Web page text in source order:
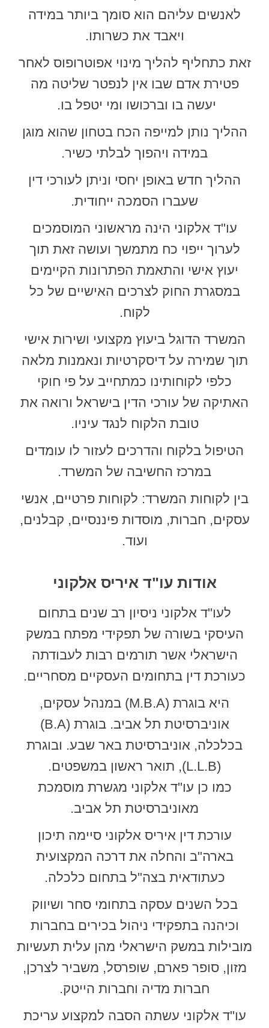
לאנשים עליהם הוא סומך ביותר במידה
ויאבד את כשרותו.
זאת כתחליף להליך מינוי אפוטרופוס לאחר
פטירת אדם שבו אין לנפטר שליטה מה
יעשה בו וברכושו ומי יטפל בו.
ההליך נותן למייפה הכח בטחון שהוא מוגן
במידה ויהפוך לבלתי כשיר.
ההליך חדש באופן יחסי וניתן לעורכי דין
שעברו הסמכה ייחודית.
עו"ד אלקוני הינה מראשוני המוסמכים
לערוך ייפוי כח מתמשך ועושה זאת תוך
יעוץ אישי והתאמת הפתרונות הקיימים
במסגרת החוק לצרכים האישיים של כל
לקוח.
המשרד הדוגל ביעוץ מקצועי ושירות אישי
תוך שמירה על דיסקרטיות ונאמנות מלאה
כלפי לקוחותינו כמתחייב על פי חוקי
האתיקה של עורכי הדין בישראל ורואה את
טובת הלקוח לנגד עיניו.
הטיפול בלקוח והדרכים לעזור לו עומדים
במרכז החשיבה של המשרד.
בין לקוחות המשרד: לקוחות פרטיים, אנשי
עסקים, חברות, מוסדות פיננסיים, קבלנים,
ועוד.
אודות עו"ד איריס אלקוני
לעו"ד אלקוני ניסיון רב שנים בתחום
העיסקי בשורה של תפקידי מפתח במשק
הישראלי אשר תורמים רבות לעבודתה
כעורכת דין בתחומים העסקיים מסחריים.
היא בוגרת (M.B.A) במנהל עסקים,
אוניברסיטת תל אביב. בוגרת (B.A)
בכלכלה, אוניברסיטת באר שבע. ובוגרת
(L.L.B), תואר ראשון במשפטים.
כמו כן עו"ד אלקוני מגשרת מוסמכת
מאוניברסיטת תל אביב.
עורכת דין איריס אלקוני סיימה תיכון
בארה"ב והחלה את דרכה המקצועית
כעתודאית בצה"ל בתחום כלכלה.
בכל השנים עסקה בתחומי סחר ושיווק
וכיהנה בתפקידי ניהול בכירים בחברות
מובילות במשק הישראלי מהן עלית תעשיות
מזון, סופר פארם, שופרסל, משביר לצרכן,
חברות מדיה וחברות הייטק.
עו"ד אלקוני עשתה הסבה למקצוע עריכת